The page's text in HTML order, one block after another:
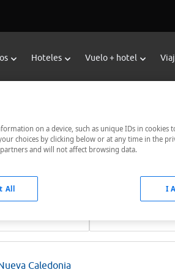
Hoteles Vuelo + hotel
desde 36
Viajes Carrefour. El mejor buscador
precio. ¡Reserva ahora!.
Caledonia
on a device, such as unique IDs in cookies
choices by clicking below or at any time in the
and will not affect browsing data.
All I